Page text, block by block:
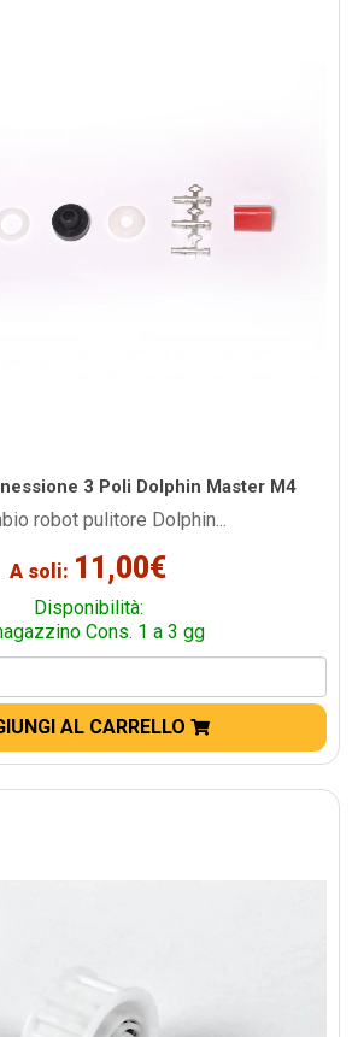
3 Poli Dolphin Master M4
robot pulitore Dolphin...
A soli: 11,00€
Disponibilità:
Cons. 1 a 3 gg
AL CARRELLO